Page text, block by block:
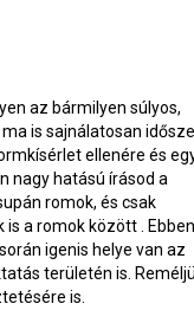
az bármilyen súlyos,
is sajnálatosan
ellenére és
nagy hatású írásod a
romok, és csak
a romok között .
igenis helye van az
területén is.
is.